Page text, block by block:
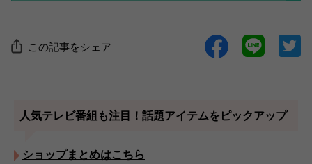
この記事をシェア
人気テレビ番組も注目！話題アイテムをピックアップ
ショップまとめはこちら